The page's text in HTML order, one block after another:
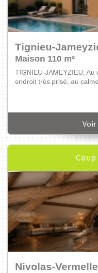
Pont-De-Chéruy
Duplex 96.51 m²
Idéal pour une famille ou
séduire par ce superbe
Villefontaine